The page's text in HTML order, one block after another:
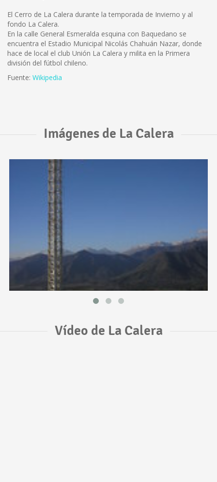
El Cerro de La Calera durante la temporada de Invierno y al
fondo La Calera.
En la calle General Esmeralda esquina con Baquedano se
encuentra el Estadio Municipal Nicolás Chahuán Nazar, donde
hace de local el club Unión La Calera y milita en la Primera
división del fútbol chileno.
Fuente: Wikipedia
Imágenes de La Calera
Vídeo de La Calera